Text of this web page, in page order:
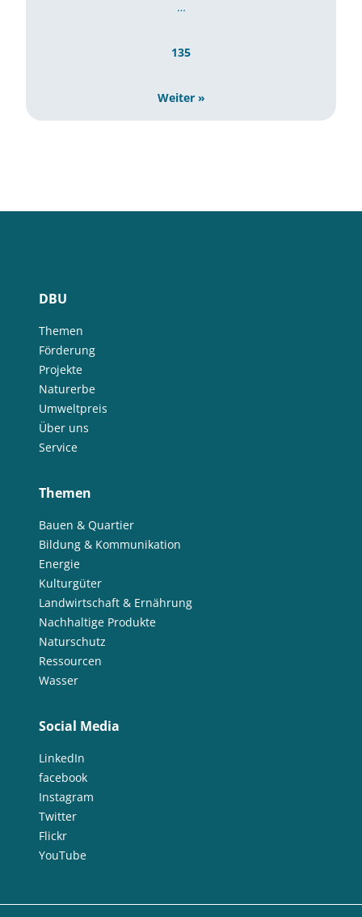
…
135
Weiter »
DBU
Themen
Förderung
Projekte
Naturerbe
Umweltpreis
Über uns
Service
Themen
Bauen & Quartier
Bildung & Kommunikation
Energie
Kulturgüter
Landwirtschaft & Ernährung
Nachhaltige Produkte
Naturschutz
Ressourcen
Wasser
Social Media
LinkedIn
facebook
Instagram
Twitter
Flickr
YouTube